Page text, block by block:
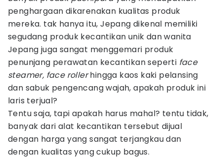
penghargaan dikarenakan kualitas produk
mereka. tak hanya itu, Jepang dikenal memiliki
segudang produk kecantikan unik dan wanita
Jepang juga sangat menggemari produk
penunjang perawatan kecantikan seperti face
steamer, face rollerhingga kaos kaki pelansing
dan sabuk pengencang wajah, apakah produk ini
laris terjual?
Tentu saja, tapi apakah harus mahal? tentu tidak,
banyak dari alat kecantikan tersebut dijual
dengan harga yang sangat terjangkau dan
dengan kualitas yang cukup bagus.